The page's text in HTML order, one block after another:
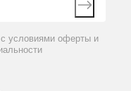
условиями оферты и